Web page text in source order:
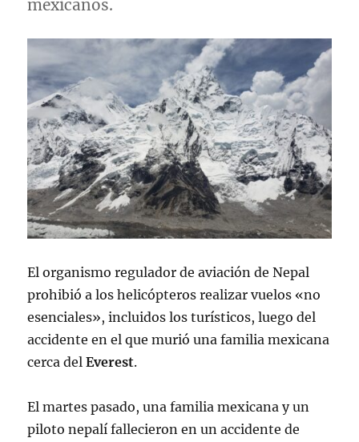
mexicanos.
El organismo regulador de aviación de Nepal
prohibió a los helicópteros realizar vuelos «no
esenciales», incluidos los turísticos, luego del
accidente en el que murió una familia mexicana
cerca delEverest.
El martes pasado, una familia mexicana y un
piloto nepalí fallecieron en un accidente de